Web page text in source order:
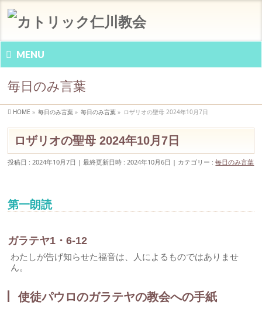
MENU
毎日のみ言葉
HOME » 毎日のみ言葉 » 毎日のみ言葉 » ロザリオの聖母 2024年10月7日
ロザリオの聖母 2024年10月7日
投稿日 : 2024年10月7日 最終更新日時 : 2024年10月6日 カテゴリー :毎日のみ言葉
第一朗読
ガラテヤ1・6-12
わたしが告げ知らせた福音は、人によるものではありませ
ん。
使徒パウロのガラテヤの教会への手紙